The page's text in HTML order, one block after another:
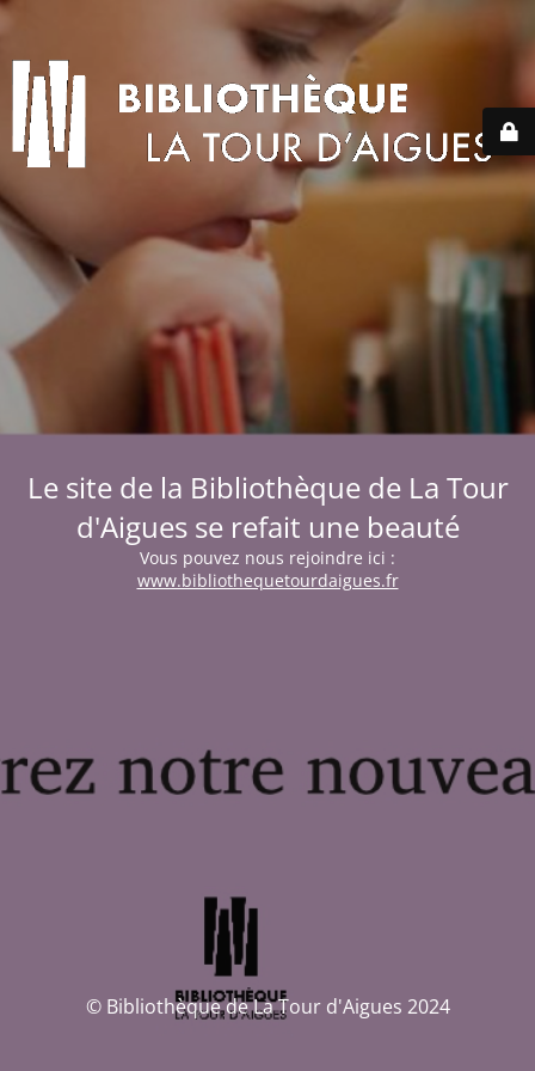
Le site de la Bibliothèque de La Tour
d'Aigues se refait une beauté
Vous pouvez nous rejoindre ici :
www.bibliothequetourdaigues.fr
© Bibliothèque de La Tour d'Aigues 2024